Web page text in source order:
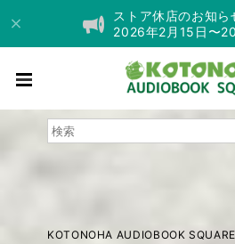
ストア休店のお知ら
2026年2月15日〜
KOTONOHA AUDIOBOOK